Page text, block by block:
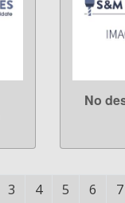
No
3 4 5 6 7